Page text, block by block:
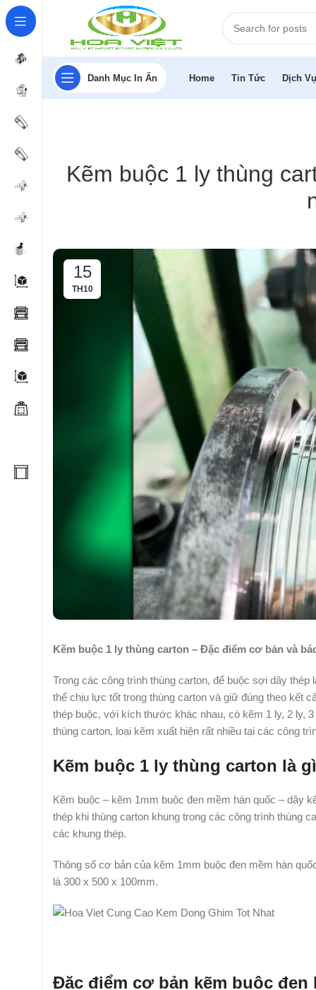
Danh Mục In Ấn Home Tin Tức Dịch
Kẽm buộc 1 ly thùng
15
TH10
Kẽm buộc 1 ly thùng carton – Đặc điểm cơ bản và
Trong các công trình thùng carton, để buộc sợi dây
thể chịu lực tốt trong thùng carton và giữ đúng theo kết
thép buộc, với kích thước khác nhau, có kẽm 1 ly, 2 ly,
thùng carton, loại kẽm xuất hiện rất nhiều tại các công
Kẽm buộc 1 ly thùng carton là gì
Kẽm buộc – kẽm 1mm buộc đen mềm hàn quốc – dây
thép khi thùng carton khung trong các công trình thùng
các khung thép.
Thông số cơ bản của kẽm 1mm buộc đen mềm hàn
là 300 x 500 x 100mm.
Đặc điểm cơ bản kẽm buộc đen